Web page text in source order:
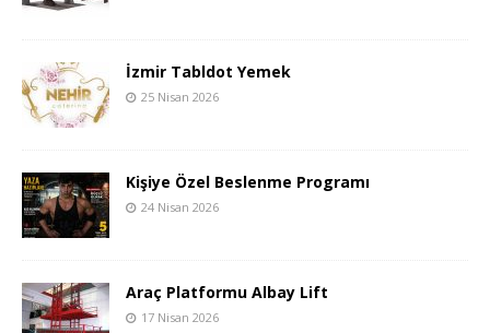
İzmir Tabldot Yemek
25 Nisan 2026
Kişiye Özel Beslenme Programı
24 Nisan 2026
Araç Platformu Albay Lift
17 Nisan 2026